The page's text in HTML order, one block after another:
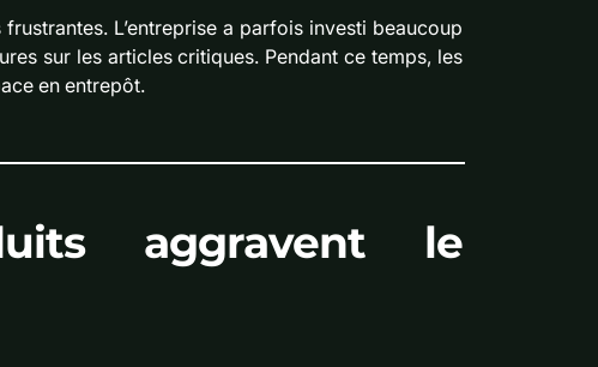
L’entreprise a parfois investi beaucoup
sur les articles critiques. Pendant ce temps, les
en entrepôt.
aggravent le